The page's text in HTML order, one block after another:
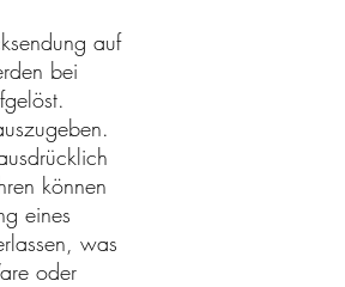
auf
bei
können
eines
was
oder